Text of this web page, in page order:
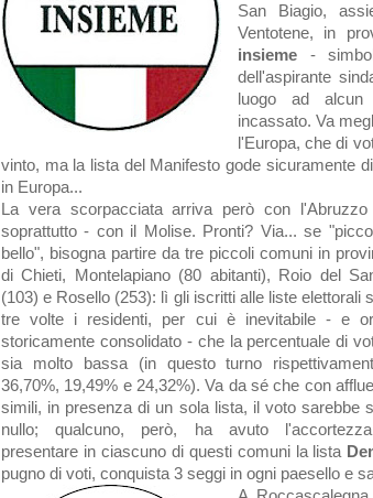
San Biagio,
Ventotene, in
insieme-
dell'aspirante
luogo ad alcun
incassato. Va
l'Europa, che di
vinto, ma la lista del Manifesto gode sicuramente
in Europa...
La vera scorpacciata arriva però con
soprattutto - con il Molise. Pronti? Via... se
bello", bisogna partire datre piccoli comuni in
di Chieti, Montelapiano (80 abitanti), Roio del
(103) e Rosello (253): lì gli iscritti alle liste elettorali
tre volte i residenti, per cui è inevitabile - e
storicamente consolidato - che la percentuale di
sia molto bassa (in questo turno
36,70%, 19,49% e 24,32%). Va da sé che con
simili, in presenza di un sola lista, il voto sarebbe
nullo; qualcuno, però, ha avuto
presentare in ciascuno di questi comuni la lista
pugno di voti, conquista 3 seggi in ogni paesello e